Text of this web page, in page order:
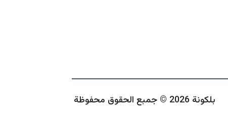
بلكونة 2026 © جمبع الحقوق محفوظة